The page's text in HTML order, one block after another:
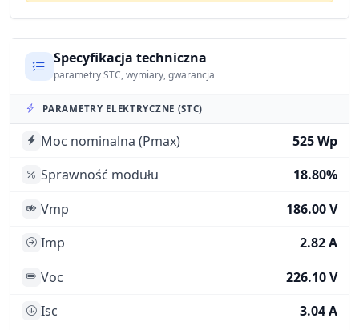
Specyfikacja techniczna
parametry STC, wymiary, gwarancja
PARAMETRY ELEKTRYCZNE (STC)
Moc nominalna (Pmax)
525 Wp
Sprawność modułu
18.80%
Vmp
186.00 V
Imp
2.82 A
Voc
226.10 V
Isc
3.04 A